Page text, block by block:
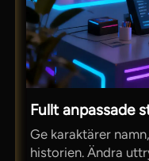
Fullt anpassade
Ge karaktärer
historien. Ändra